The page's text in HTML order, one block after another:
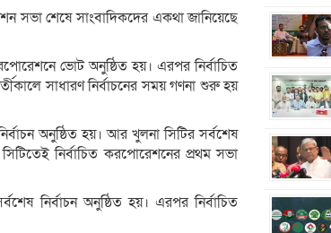
সভা শেষে সাংবাদিকদের একথা জানিয়েছে
ভোট অনুষ্ঠিত হয়। এরপর নির্বাচিত
সাধারণ নির্বাচনের সময় গণনা শুরু হয়
অনুষ্ঠিত হয়। আর খুলনা সিটির সর্বশেষ
নির্বাচিত করপোরেশনের প্রথম সভা
নির্বাচন অনুষ্ঠিত হয়। এরপর নির্বাচিত